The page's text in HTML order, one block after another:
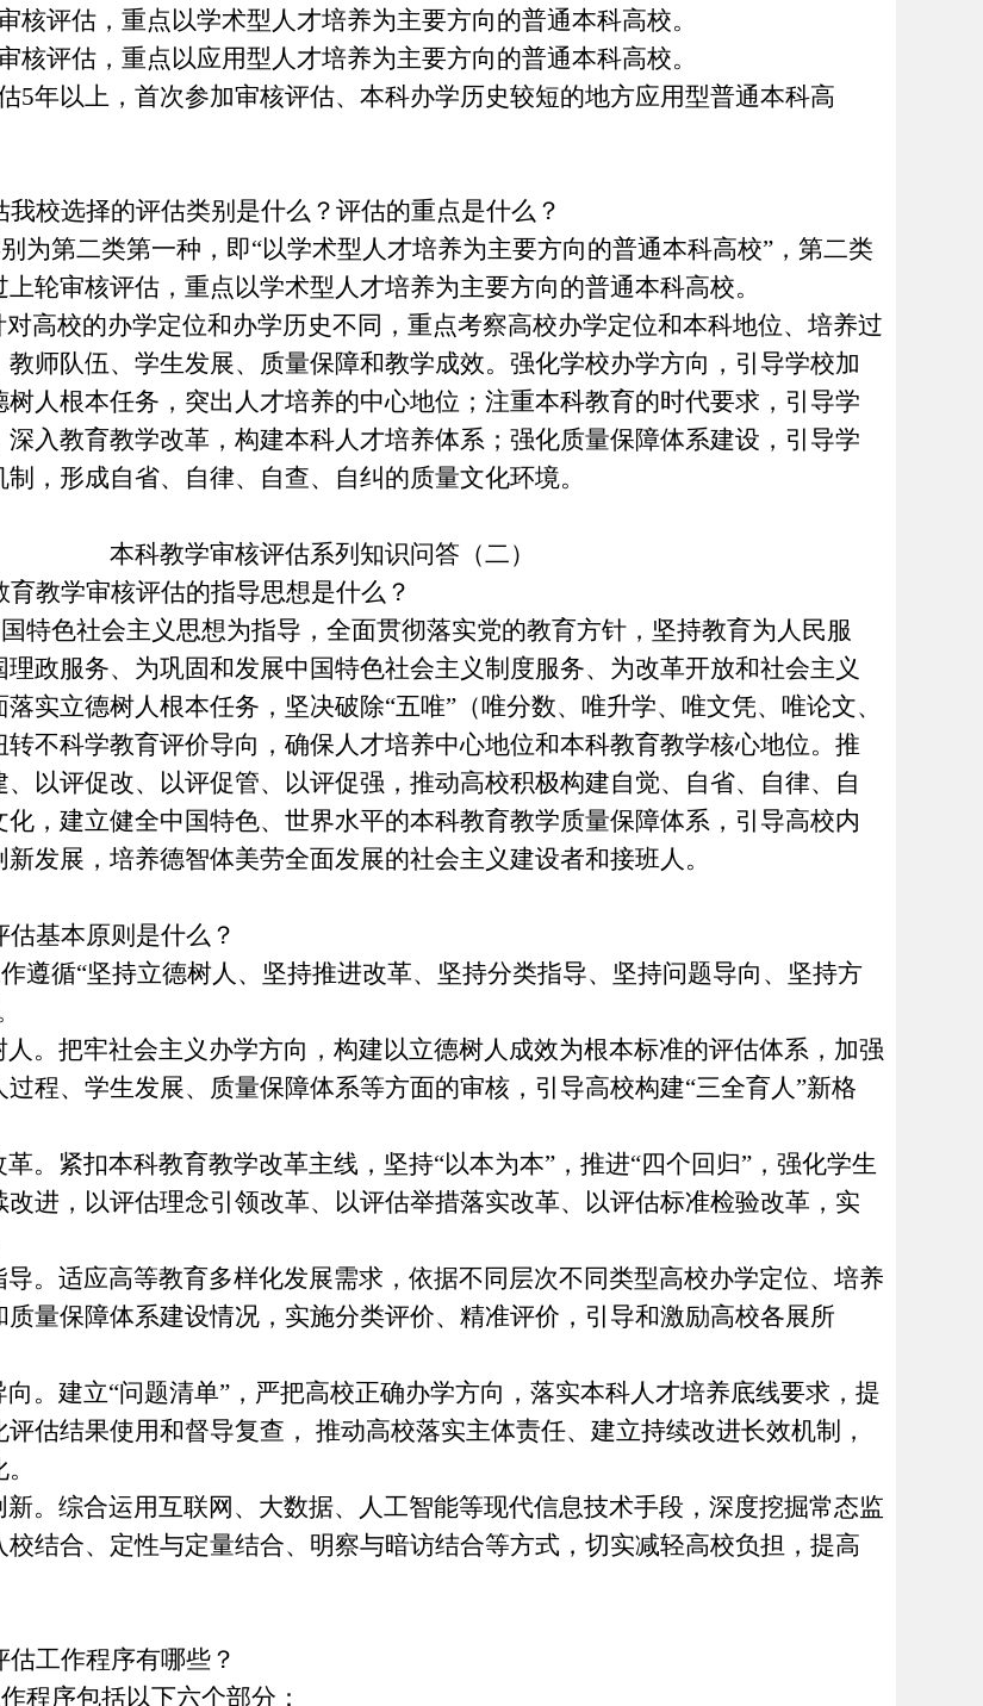
核评估，重点以学术型人才培养为主要方向的普通本科高校。
核评估，重点以应用型人才培养为主要方向的普通本科高校。
5年以上，首次参加审核评估、本科办学历史较短的地方应用型普通本科高
我校选择的评估类别是什么？评估的重点是什么？
为第二类第一种，即“以学术型人才培养为主要方向的普通本科高校”，第二类
轮审核评估，重点以学术型人才培养为主要方向的普通本科高校。
校的办学定位和办学历史不同，重点考察高校办学定位和本科地位、培养过
师队伍、学生发展、质量保障和教学成效。强化学校办学方向，引导学校加
人根本任务，突出人才培养的中心地位；注重本科教育的时代要求，引导学
入教育教学改革，构建本科人才培养体系；强化质量保障体系建设，引导学
，形成自省、自律、自查、自纠的质量文化环境。
本科教学审核评估系列知识问答 （二）
育教学审核评估的指导思想是什么？
色社会主义思想为指导，全面贯彻落实党的教育方针，坚持教育为人民服
政服务、为巩固和发展中国特色社会主义制度服务、为改革开放和社会主义
实立德树人根本任务，坚决破除“五唯”（唯分数、唯升学、唯文凭、唯论文、
不科学教育评价导向，确保人才培养中心地位和本科教育教学核心地位。推
以评促改、以评促管、以评促强，推动高校积极构建自觉、自省、自律、自
，建立健全中国特色、世界水平的本科教育教学质量保障体系，引导高校内
发展，培养德智体美劳全面发展的社会主义建设者和接班人。
估基本原则是什么？
遵循“坚持立德树人、坚持推进改革、坚持分类指导、坚持问题导向、坚持方
人 。把牢社会主义办学方向，构建以立德树人成效为根本标准的评估体系，加强
程、学生发展、质量保障体系等方面的审核，引导高校构建“三全育人”新格
革。紧扣本科教育教学改革主线，坚持“以本为本”，推进“四个回归”，强化学生
进，以评估理念引领改革、以评估举措落实改革、以评估标准检验改革，实
导。适应高等教育多样化发展需求，依据不同层次不同类型高校办学定位、培养
质量保障体系建设情况，实施分类评价、精准评价，引导和激励高校各展所
向 。建立“问题清单”，严把高校正确办学方向，落实本科人才培养底线要求，提
估结果使用和督导复查， 推动高校落实主体责任、建立持续改进长效机制，
新。综合运用互联网、大数据、人工智能等现代信息技术手段，深度挖掘常态监
结合、定性与定量结合、明察与暗访结合等方式，切实减轻高校负担，提高
估工作程序有哪些？
序包括以下六个部分：